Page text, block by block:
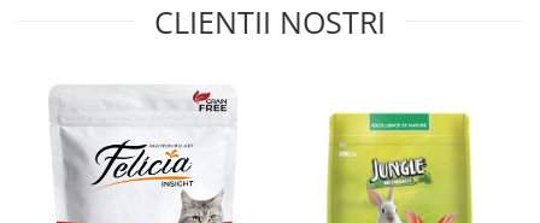
CLIENTII NOSTRI